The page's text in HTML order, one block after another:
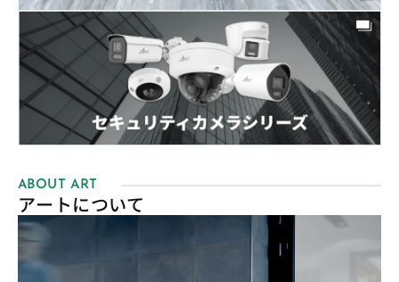
ABOUT ART
アートについて